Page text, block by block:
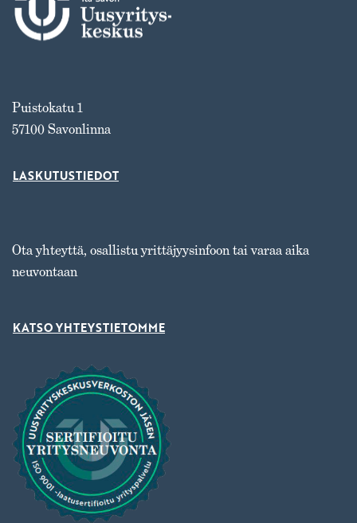
Puistokatu 1
57100 Savonlinna
LASKUTUSTIEDOT
Ota yhteyttä, osallistu yrittäjyysinfoon tai varaa aika
neuvontaan
KATSO YHTEYSTIETOMME